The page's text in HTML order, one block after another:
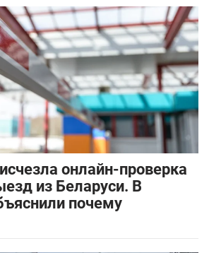
онлайн-проверка
из Беларуси. В
почему